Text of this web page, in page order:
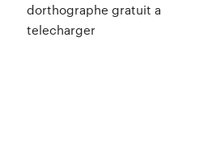
dorthographe gratuit a
telecharger